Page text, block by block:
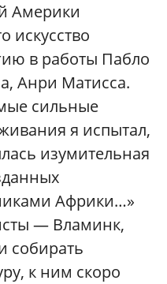
Америки
искусство
в работы Пабло
Анри Матисса.
сильные
я испытал,
изумительная
Африки…»
— Вламинк,
собирать
к ним скоро